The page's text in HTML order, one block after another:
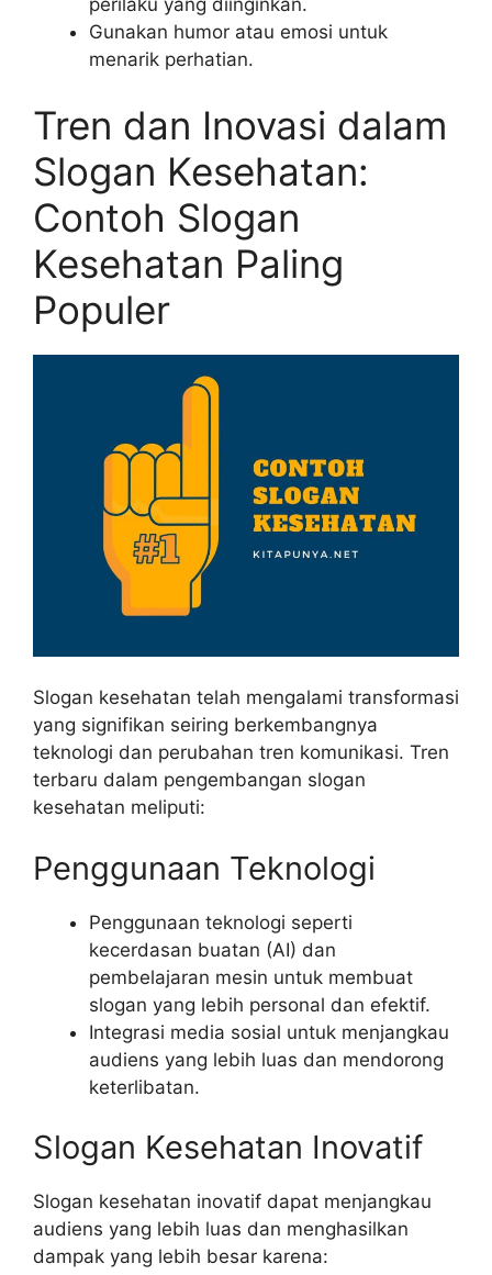
perilaku yang diinginkan.
Gunakan humor atau emosi untuk
menarik perhatian.
Tren dan Inovasi dalam
Slogan Kesehatan:
Contoh Slogan
Kesehatan Paling
Populer
Slogan kesehatan telah mengalami transformasi
yang signifikan seiring berkembangnya
teknologi dan perubahan tren komunikasi. Tren
terbaru dalam pengembangan slogan
kesehatan meliputi:
Penggunaan Teknologi
Penggunaan teknologi seperti
kecerdasan buatan (AI) dan
pembelajaran mesin untuk membuat
slogan yang lebih personal dan efektif.
Integrasi media sosial untuk menjangkau
audiens yang lebih luas dan mendorong
keterlibatan.
Slogan Kesehatan Inovatif
Slogan kesehatan inovatif dapat menjangkau
audiens yang lebih luas dan menghasilkan
dampak yang lebih besar karena: